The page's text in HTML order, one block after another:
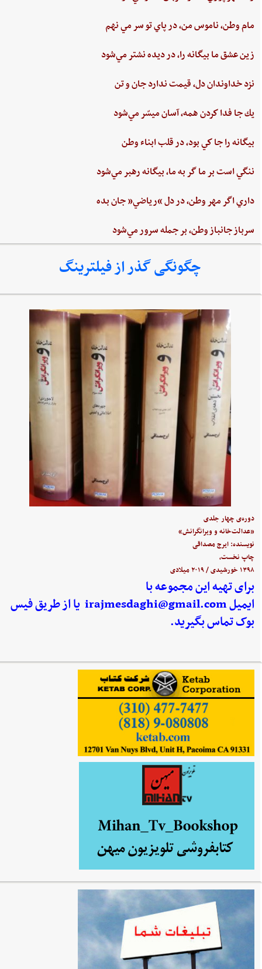
مام‌ وطن‌، ناموس‌ من‌، در پاي ‌تو سر مي نهم‌
زين‌ عشق‌ ما بيگانه را، در ديده ‌نشتر مي‌شود
نزد خداوندان دل،‌ قيمت‌ ندارد جان‌ و تن
يك جا فدا كردن‌ همه،‌ آسان ميسّر مي‌شود
بيگانه‌ را جا كي‌ بود، در قلب‌ ابناء وطن
ننگي ‌است ‌بر ما گر به ‌ما، بيگانه‌ رهبر مي‌شود
داري‌ اگر مهر وطن،‌ در دل‌ “رياضي”‌ جان ‌بده‌
سرباز جانباز وطن،‌ بر جمله سرور مي‌شود
چگونگی گذر از فیلترینگ
دوره‌ی چهار جلدی
«عدالت‌خانه و ویرانگرانش»
نویسنده: ایرج مصداقی
چاپ نخست،
۱۳۹۸ خورشیدی / ۲۰۱۹ میلادی
برای تهیه این مجموعه با
ایمیلirajmesdaghi@gmail.com یا از طریق فیس
بوک تماس بگیرید.